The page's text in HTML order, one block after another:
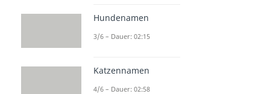
Hundenamen
3/6 – Dauer: 02:15
Katzennamen
4/6 – Dauer: 02:58